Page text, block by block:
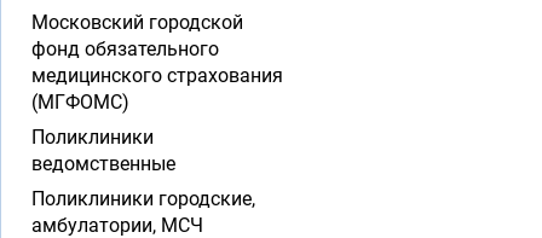
Московский городской
фонд обязательного
медицинского страхования
(МГФОМС)
Поликлиники
ведомственные
Поликлиники городские,
амбулатории, МСЧ